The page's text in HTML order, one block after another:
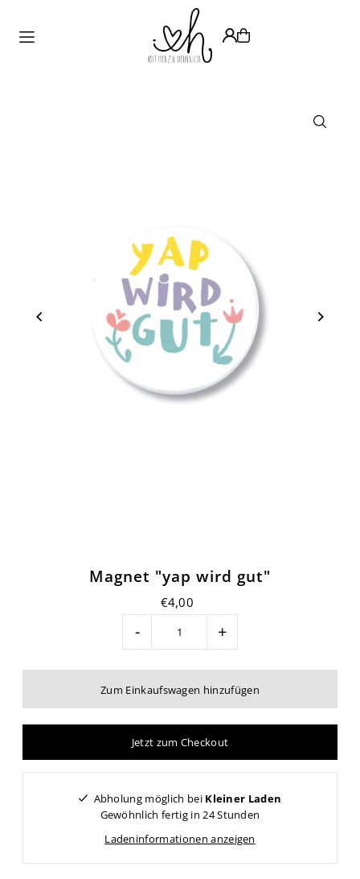
Translation missing: de.accessibility.skip_to_text
Magnet "yap wird gut"
€4,00
- +
Jetzt zum Checkout
Abholung möglich bei Kleiner Laden
Gewöhnlich fertig in 24 Stunden
Ladeninformationen anzeigen